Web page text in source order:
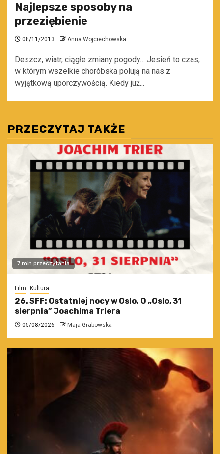
Najlepsze sposoby na
przeziębienie
08/11/2013 Anna Wojciechowska
Deszcz, wiatr, ciągłe zmiany pogody… Jesień to czas,
w którym wszelkie choróbska polują na nas z
wyjątkową uporczywością. Kiedy już...
PRZECZYTAJ TAKŻE
7 min przeczytania
Film Kultura
26. SFF: Ostatniej nocy w Oslo. O „Oslo, 31
sierpnia” Joachima Triera
05/08/2026 Maja Grabowska